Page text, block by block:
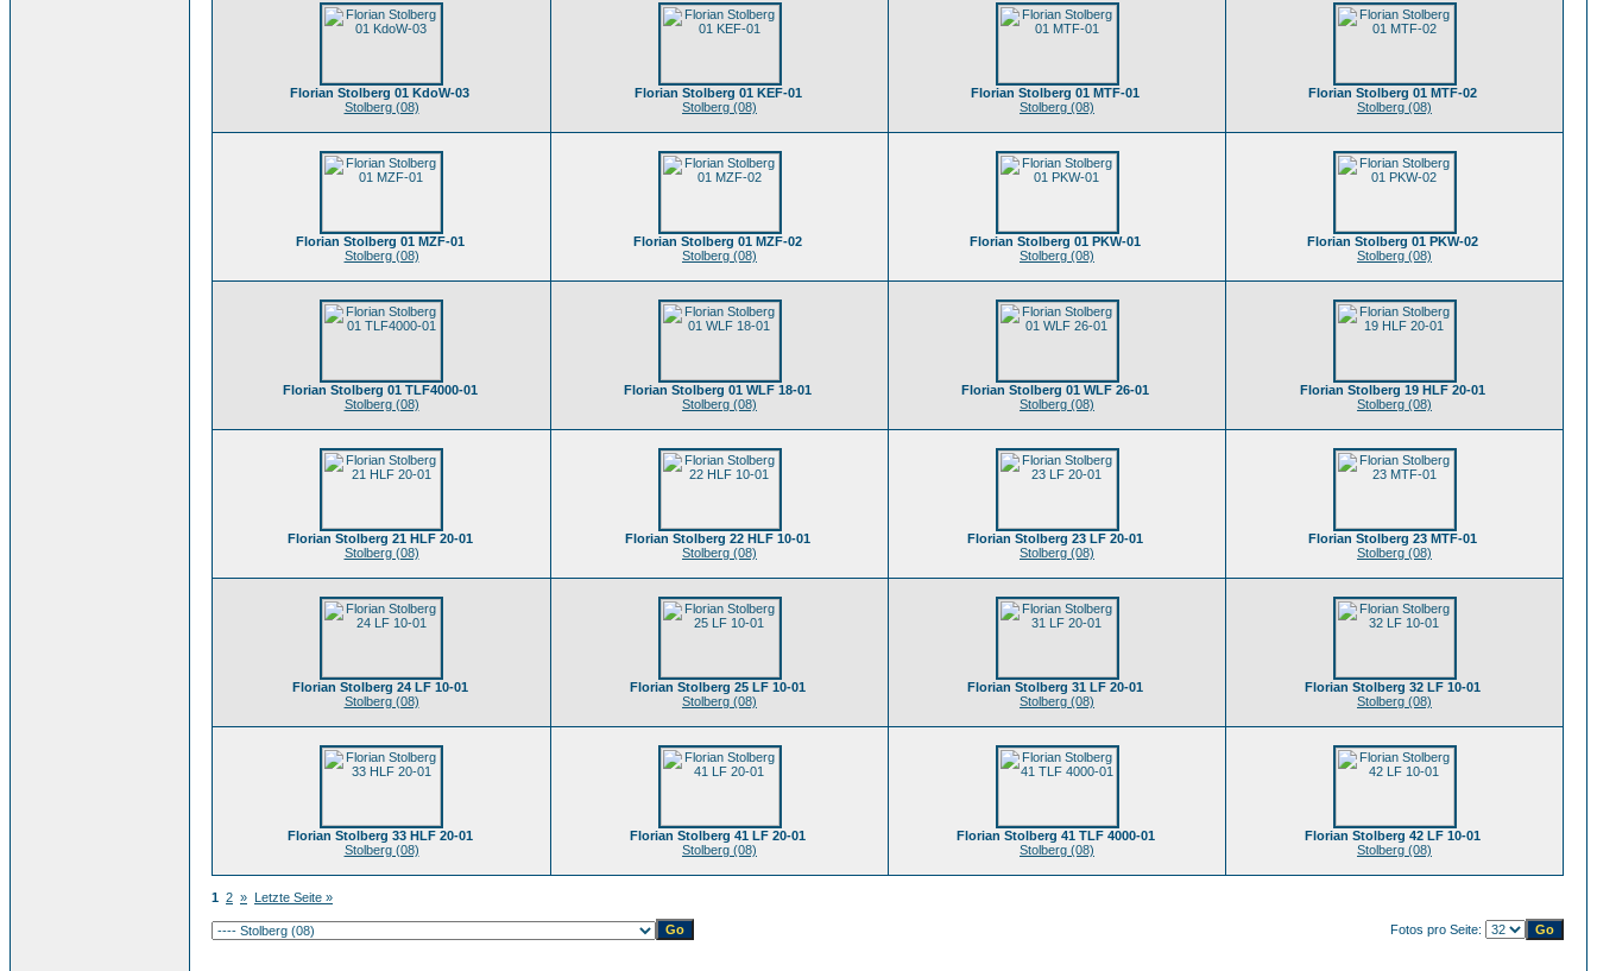
Florian Stolberg 01 KdoW-03
Stolberg (08)
Florian Stolberg 01 KEF-01
Stolberg (08)
Florian Stolberg 01 MTF-01
Stolberg (08)
Florian Stolberg 01 MTF-02
Stolberg (08)
Florian Stolberg 01 MZF-01
Stolberg (08)
Florian Stolberg 01 MZF-02
Stolberg (08)
Florian Stolberg 01 PKW-01
Stolberg (08)
Florian Stolberg 01 PKW-02
Stolberg (08)
Florian Stolberg 01 TLF4000-01
Stolberg (08)
Florian Stolberg 01 WLF 18-01
Stolberg (08)
Florian Stolberg 01 WLF 26-01
Stolberg (08)
Florian Stolberg 19 HLF 20-01
Stolberg (08)
Florian Stolberg 21 HLF 20-01
Stolberg (08)
Florian Stolberg 22 HLF 10-01
Stolberg (08)
Florian Stolberg 23 LF 20-01
Stolberg (08)
Florian Stolberg 23 MTF-01
Stolberg (08)
Florian Stolberg 24 LF 10-01
Stolberg (08)
Florian Stolberg 25 LF 10-01
Stolberg (08)
Florian Stolberg 31 LF 20-01
Stolberg (08)
Florian Stolberg 32 LF 10-01
Stolberg (08)
Florian Stolberg 33 HLF 20-01
Stolberg (08)
Florian Stolberg 41 LF 20-01
Stolberg (08)
Florian Stolberg 41 TLF 4000-01
Stolberg (08)
Florian Stolberg 42 LF 10-01
Stolberg (08)
1 2 » Letzte Seite »
Fotos pro Seite: